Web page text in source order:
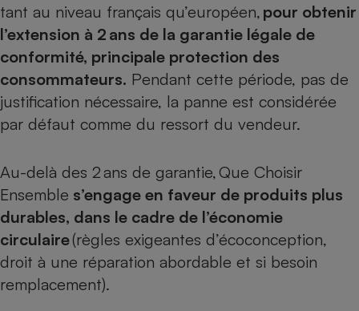
tant au niveau français qu’européen, pour obtenir
l’extension à 2 ans de la garantie légale de
conformité, principale protection des
consommateurs. Pendant cette période, pas de
justification nécessaire, la panne est considérée
par défaut comme du ressort du vendeur.
Au-delà des 2 ans de garantie, Que Choisir
Ensemble s’engage en faveur de produits plus
durables, dans le cadre de l’économie
circulaire(règles exigeantes d’écoconception,
droit à une réparation abordable et si besoin
remplacement).
Cafetière à expressos
Robot ménager